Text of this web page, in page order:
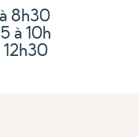
8h30
à 10h
12h30